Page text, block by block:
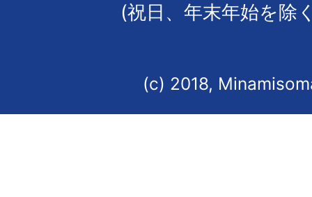
(祝日、年末年始を除
(c) 2018,